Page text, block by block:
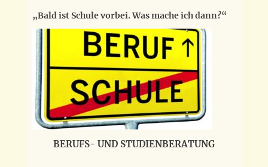
„Bald ist Schule vorbei. Was mache ich dann?“
BERUFS- UND STUDIENBERATUNG